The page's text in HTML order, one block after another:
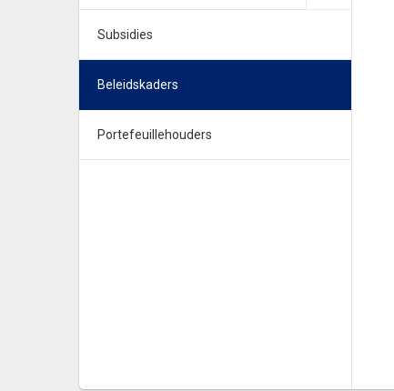
Subsidies
Beleidskaders
Portefeuillehouders